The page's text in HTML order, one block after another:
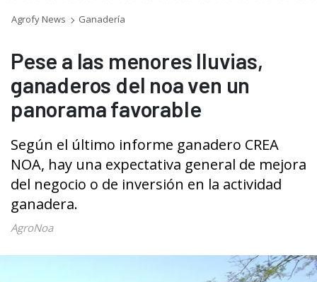
Agrofy News Ganadería
Pese a las menores lluvias,
ganaderos del noa ven un
panorama favorable
Según el último informe ganadero CREA
NOA, hay una expectativa general de mejora
del negocio o de inversión en la actividad
ganadera.
AgroNoa